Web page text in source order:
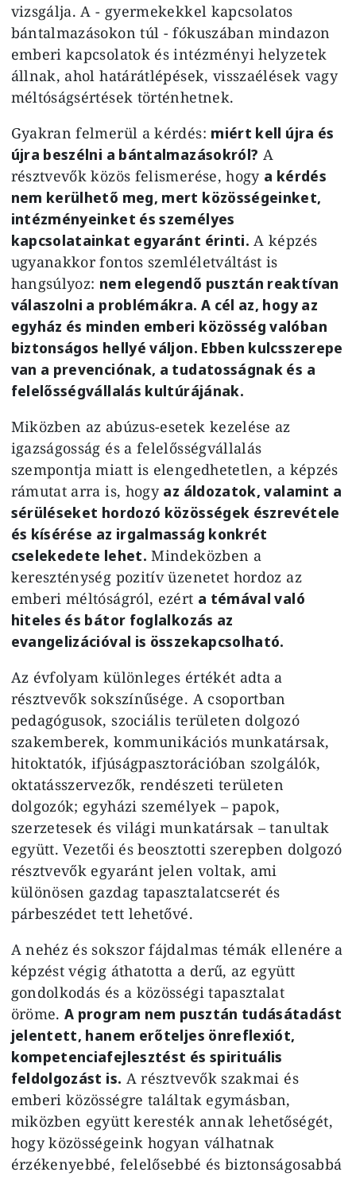
vizsgálja. A - gyermekekkel kapcsolatos
bántalmazásokon túl - fókuszában mindazon
emberi kapcsolatok és intézményi helyzetek
állnak, ahol határátlépések, visszaélések vagy
méltóságsértések történhetnek.
Gyakran felmerül a kérdés: miért kell újra és
újra beszélni a bántalmazásokról? A
résztvevők közös felismerése, hogy a kérdés
nem kerülhető meg, mert közösségeinket,
intézményeinket és személyes
kapcsolatainkat egyaránt érinti. A képzés
ugyanakkor fontos szemléletváltást is
hangsúlyoz: nem elegendő pusztán reaktívan
válaszolni a problémákra. A cél az, hogy az
egyház és minden emberi közösség valóban
biztonságos hellyé váljon. Ebben kulcsszerepe
van a prevenciónak, a tudatosságnak és a
felelősségvállalás kultúrájának.
Miközben az abúzus-esetek kezelése az
igazságosság és a felelősségvállalás
szempontja miatt is elengedhetetlen, a képzés
rámutat arra is, hogy az áldozatok, valamint a
sérüléseket hordozó közösségek észrevétele
és kísérése az irgalmasság konkrét
cselekedete lehet. Mindeközben a
kereszténység pozitív üzenetet hordoz az
emberi méltóságról, ezért a témával való
hiteles és bátor foglalkozás az
evangelizációval is összekapcsolható.
Az évfolyam különleges értékét adta a
résztvevők sokszínűsége. A csoportban
pedagógusok, szociális területen dolgozó
szakemberek, kommunikációs munkatársak,
hitoktatók, ifjúságpasztorációban szolgálók,
oktatásszervezők, rendészeti területen
dolgozók; egyházi személyek – papok,
szerzetesek és világi munkatársak – tanultak
együtt. Vezetői és beosztotti szerepben dolgozó
résztvevők egyaránt jelen voltak, ami
különösen gazdag tapasztalatcserét és
párbeszédet tett lehetővé.
A nehéz és sokszor fájdalmas témák ellenére a
képzést végig áthatotta a derű, az együtt
gondolkodás és a közösségi tapasztalat
öröme.A program nem pusztán tudásátadást
jelentett, hanem erőteljes önreflexiót,
kompetenciafejlesztést és spirituális
feldolgozást is. A résztvevők szakmai és
emberi közösségre találtak egymásban,
miközben együtt keresték annak lehetőségét,
hogy közösségeink hogyan válhatnak
érzékenyebbé, felelősebbé és biztonságosabbá